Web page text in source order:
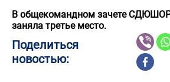
В общекомандном зачете
заняла третье место.
Поделиться
новостью: